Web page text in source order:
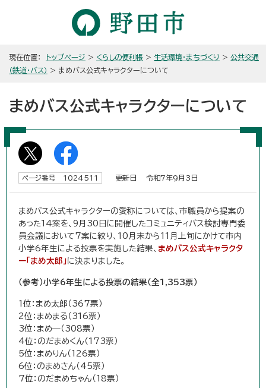
現在位置： トップページ > くらしの便利帳 > 生活環境・まちづくり > 公共交通
（鉄道・バス） > まめバス公式キャラクターについて
まめバス公式キャラクターについて
ページ番号 1024511 更新日 令和7年9月3日
まめバス公式キャラクターの愛称については、市職員から提案の
あった14案を、9月30日に開催したコミュニティバス検討専門委
員会議において7案に絞り、10月末から11月上旬にかけて市内
小学6年生による投票を実施した結果、 まめバス公式キャラクタ
ー「まめ太郎」に決まりました。
（参考）小学6年生による投票の結果（全1,353票）
1位：まめ太郎（367票）
2位：まめまる（316票）
3位：まめ―（308票）
4位：のだまめくん（173票）
5位：まめりん（126票）
6位：のまめさん（45票）
7位：のだまめちゃん（18票）